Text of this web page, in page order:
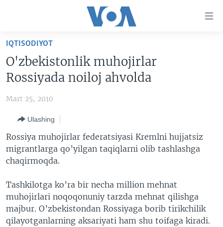
Boshiga
qayting
Qidiruvga
o'ting
VATANDOSHLAR
MULTIMEDIA
AMERIKA MANZARALARI
VASHINGTON CHOYXONASI
MOBIL-SALOM!
IJTIMOIY TARMOQLAR
YOUTUBE
INSTAGRAM
EDITORIAL
Learning English
IQTISODIYOT
O'zbekistonlik muhojirlar
Rossiyada noiloj ahvolda
Mart 25, 2010
Ulashing
Rossiya muhojirlar federatsiyasi Kremlni hujjatsiz
migrantlarga qo’yilgan taqiqlarni olib tashlashga
chaqirmoqda.
Tashkilotga ko’ra bir necha million mehnat
muhojirlari noqoqonuniy tarzda mehnat qilishga
majbur. O’zbekistondan Rossiyaga borib tirikchilik
qilayotganlarning aksariyati ham shu toifaga kiradi.